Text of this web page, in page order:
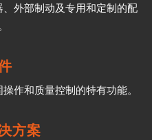
外部制动及专用和定制的配
作和质量控制的特有功能。
方案